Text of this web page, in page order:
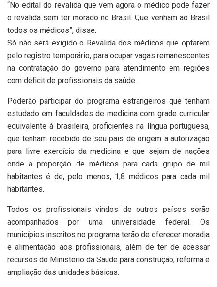
“No edital do revalida que vem agora o médico pode fazer
o revalida sem ter morado no Brasil. Que venham ao Brasil
todos os médicos”, disse.
Só não será exigido o Revalida dos médicos que optarem
pelo registro temporário, para ocupar vagas remanescentes
na contratação do governo para atendimento em regiões
com déficit de profissionais da saúde.
Poderão participar do programa estrangeiros que tenham
estudado em faculdades de medicina com grade curricular
equivalente à brasileira, proficientes na língua portuguesa,
que tenham recebido de seu país de origem a autorização
para livre exercício da medicina e que sejam de nações
onde a proporção de médicos para cada grupo de mil
habitantes é de, pelo menos, 1,8 médicos para cada mil
habitantes.
Todos os profissionais vindos de outros países serão
acompanhados por uma universidade federal. Os
municípios inscritos no programa terão de oferecer moradia
e alimentação aos profissionais, além de ter de acessar
recursos do Ministério da Saúde para construção, reforma e
ampliação das unidades básicas.